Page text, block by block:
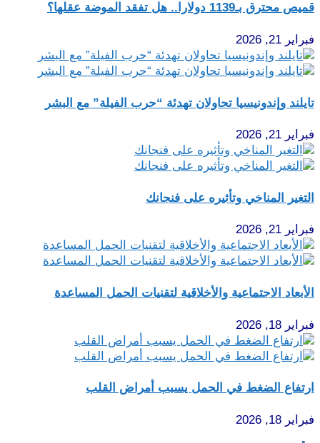
قميص محترق بـ1139 دولارا.. هل تفقد الموضة عقلها؟
فبراير 21, 2026
تايلند وإندونيسيا تحاولان تهدئة “حرب الفيلة” مع البشر
فبراير 21, 2026
التغير المناخي وتأثيره على فنجانك
فبراير 21, 2026
الأبعاد الاجتماعية والأخلاقية لتقنيات الحمل المساعدة
فبراير 18, 2026
ارتفاع الضغط في الحمل يسبب أمراض القلب
فبراير 18, 2026